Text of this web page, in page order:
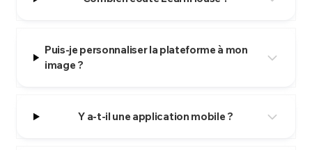
Puis-je personnaliser la plateforme à mon
image ?
Y a-t-il une application mobile ?